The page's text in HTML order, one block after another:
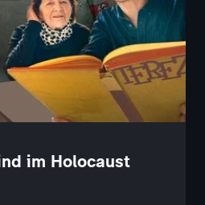
im Holocaust